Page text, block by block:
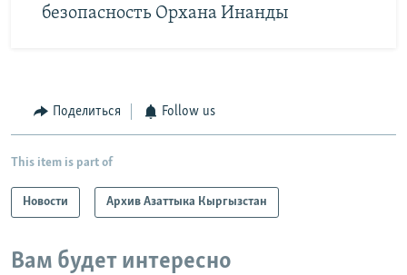
безопасность Орхана Инанды
Поделиться Follow us
This item is part of
Новости Архив Азаттыка Кыргызстан
Вам будет интересно